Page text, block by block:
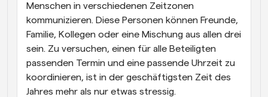
Menschen in verschiedenen Zeitzonen
kommunizieren. Diese Personen können Freunde,
Familie, Kollegen oder eine Mischung aus allen drei
sein. Zu versuchen, einen für alle Beteiligten
passenden Termin und eine passende Uhrzeit zu
koordinieren, ist in der geschäftigsten Zeit des
Jahres mehr als nur etwas stressig.